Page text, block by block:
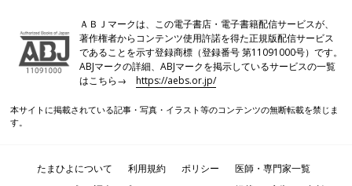
ＡＢＪマークは、この電子書店・電子書籍配信サービスが、
著作権者からコンテンツ使用許諾を得た正規版配信サービス
であることを示す登録商標（登録番号 第11091000号）です。
ABJマークの詳細、ABJマークを掲示しているサービスの一覧
はこちら→https://aebs.or.jp/
本サイトに掲載されている記事・写真・イラスト等のコンテンツの無断転載を禁じま
す。
たまひよについて 利用規約 ポリシー
医師・専門家一覧